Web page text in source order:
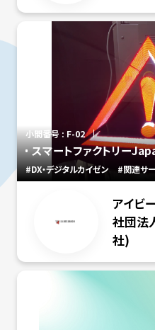
小間番号 : F-02
スマートファクトリー
#DX・デジタルカイゼン #関連サ
アイビ
社団法
社)